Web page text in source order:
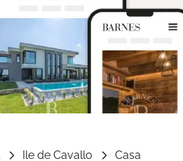
Ile de Cavallo
Casa